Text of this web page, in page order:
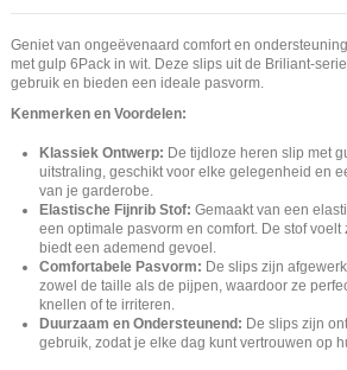
Geniet van ongeëvenaard comfort en
met gulp 6Pack in wit. Deze slips uit de Briliant-
gebruik en bieden een ideale pasvorm.
Kenmerken en Voordelen:
Klassiek Ontwerp: De tijdloze heren slip met
uitstraling, geschikt voor elke gelegenheid en
van je garderobe.
Elastische Fijnrib Stof: Gemaakt van een
een optimale pasvorm en comfort. De stof
biedt een ademend gevoel.
Comfortabele Pasvorm: De slips zijn
zowel de taille als de pijpen, waardoor ze
knellen of te irriteren.
Duurzaam en Ondersteunend: De slips zijn
gebruik, zodat je elke dag kunt vertrouwen op